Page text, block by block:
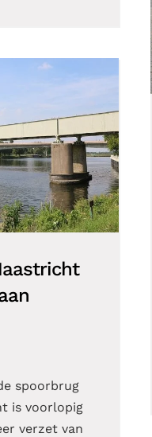
spoorbrug
is voorlopig
verzet van